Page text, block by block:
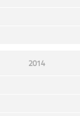
2014